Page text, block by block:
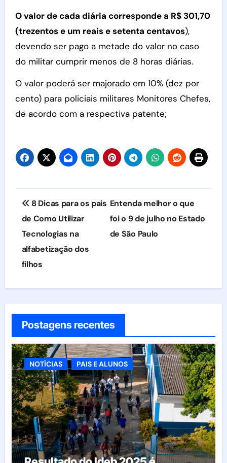
O valor de cada diária corresponde a R$ 301,70
(trezentos e um reais e setenta centavos),
devendo ser pago a metade do valor no caso
do militar cumprir menos de 8 horas diárias.
O valor poderá ser majorado em 10% (dez por
cento) para policiais militares Monitores Chefes,
de acordo com a respectiva patente;
Navegação
de
Post
8 Dicas para os pais
de Como Utilizar
Tecnologias na
alfabetização dos
filhos
Entenda melhor o que
foi o 9 de julho no Estado
de São Paulo
Postagens recentes
NOTÍCIAS PAIS E ALUNOS